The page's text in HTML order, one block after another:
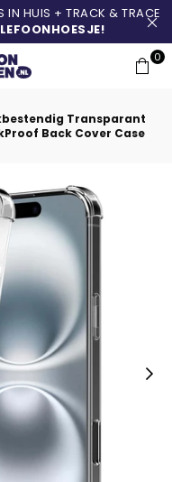
IN HUIS + TRACK & TRACE
0
Transparant
Back Cover Case